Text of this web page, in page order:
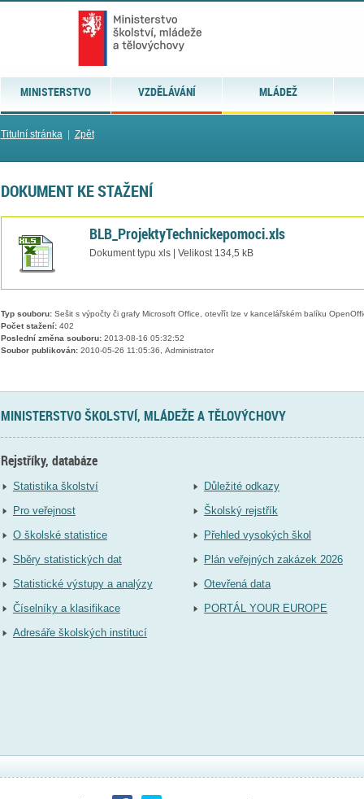
MINISTERSTVO VZDĚLÁVÁNÍ MLÁDEŽ
Titulní stránka| Zpět
DOKUMENT KE STAŽENÍ
BLB_ProjektyTechnickepomoci.xls
Dokument typu xls | Velikost 134,5 kB
Typ souboru:Sešit s výpočty či grafy Microsoft Office, otevřít lze v kancelářském balíku
Počet stažení:402
Poslední změna souboru:2013-08-16 05:32:52
Soubor publikován:2010-05-26 11:05:36, Administrator
MINISTERSTVO ŠKOLSTVÍ, MLÁDEŽE A TĚLOVÝCHOVY
Rejstříky, databáze
Statistika školství
Pro veřejnost
O školské statistice
Sběry statistických dat
Statistické výstupy a analýzy
Číselníky a klasifikace
Adresáře školských institucí
Důležité odkazy
Školský rejstřík
Přehled vysokých škol
Plán veřejných zakázek 2026
Otevřená data
PORTÁL YOUR EUROPE